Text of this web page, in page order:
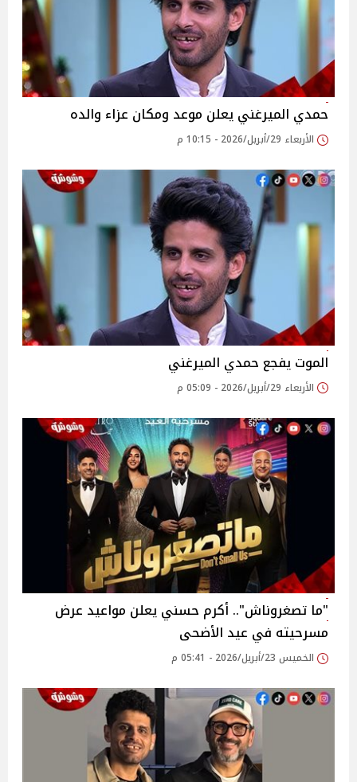
حمدي الميرغني يعلن موعد ومكان عزاء والده
الأربعاء 29/أبريل/2026 - 10:15 م
الموت يفجع حمدي الميرغني
الأربعاء 29/أبريل/2026 - 05:09 م
"ما تصغروناش".. أكرم حسني يعلن مواعيد عرض
مسرحيته في عيد الأضحى
الخميس 23/أبريل/2026 - 05:41 م